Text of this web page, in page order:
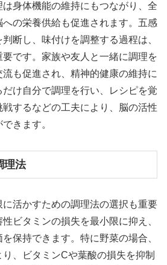
は身体機能の維持にもつながり、全
の栄養供給も促進されます。五感
断し、味付けを調整する過程は、
です。家族や友人と一緒に調理を
も促進され、精神的健康の維持に
だけ自分で調理を行い、レシピを覚
戦するなどの工夫により、脳の活性
きます。
理法
活かすための調理法の選択も重要
ビタミンの損失を最小限に抑え、
保持できます。特に野菜の場合、
、ビタミンCや葉酸の損失を抑制